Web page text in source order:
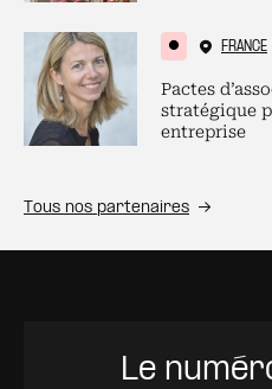
FRANCE
Pactes
stratégique
entreprise
Tous nos partenaires
Le